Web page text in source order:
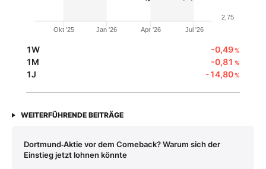
Okt '25 Jan '26 Apr '26 Jul '26
2,75
1W -0,49%
1M -0,81 %
1J -14,80%
WEITERFÜHRENDE BEITRÄGE
Dortmund‑Aktie vor dem Comeback? Warum sich der
Einstieg jetzt lohnen könnte